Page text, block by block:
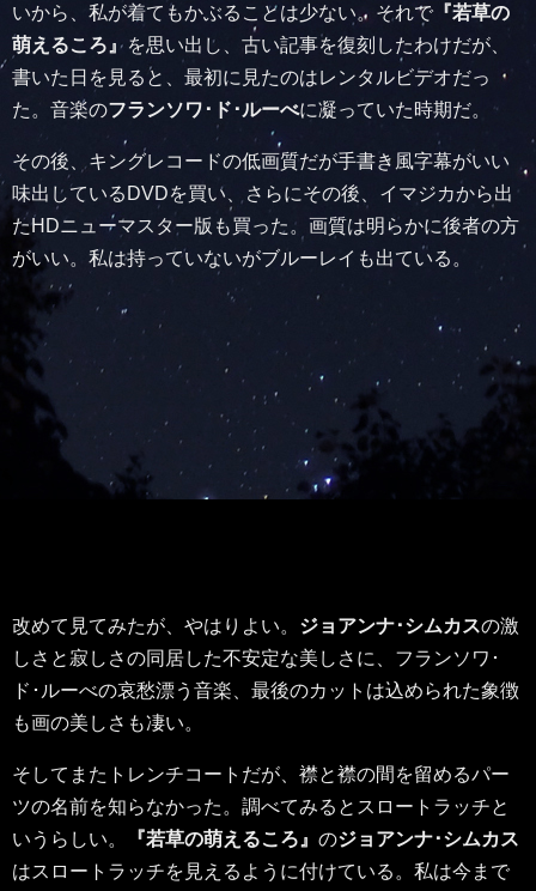
いから、私が着てもかぶることは少ない。それで『若草の
萌えるころ』 を思い出し、古い記事を復刻したわけだが、
書いた日を見ると、最初に見たのはレンタルビデオだっ
た。音楽のフランソワ･ド･ルーべに凝っていた時期だ。
その後、キングレコードの低画質だが手書き風字幕がいい
味出しているDVDを買い、さらにその後、イマジカから出
たHDニューマスター版も買った。画質は明らかに後者の方
がいい。私は持っていないがブルーレイも出ている。
改めて見てみたが、やはりよい。 ジョアンナ･シムカスの激
しさと寂しさの同居した不安定な美しさに、フランソワ･
ド･ルーべの哀愁漂う音楽、最後のカットは込められた象徴
も画の美しさも凄い。
そしてまたトレンチコートだが、襟と襟の間を留めるパー
ツの名前を知らなかった。調べてみるとスロートラッチと
いうらしい。
『若草の萌えるころ』 のジョアンナ･シムカス
はスロートラッチを見えるように付けている。私は今まで